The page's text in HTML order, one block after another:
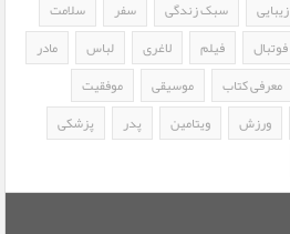
زیبایی سبک زندگی سفر
سلامت
فوتبال فیلم لاغری لباس
مادر
معرفی کتاب موسیقی
موفقیت
ورزش ویتامین پدر
پزشکی